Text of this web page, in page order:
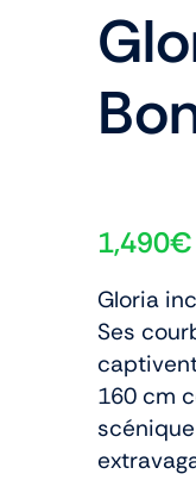
1,490€
Gloria
Ses
160 cm